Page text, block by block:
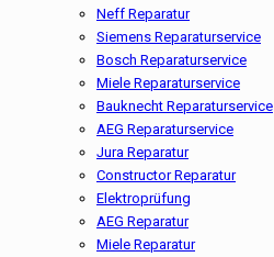
Neff Reparatur
Siemens Reparaturservice
Bosch Reparaturservice
Miele Reparaturservice
Bauknecht Reparaturservice
AEG Reparaturservice
Jura Reparatur
Constructor Reparatur
Elektroprüfung
AEG Reparatur
Miele Reparatur